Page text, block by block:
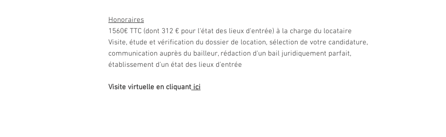
Honoraires
1560€ TTC (dont 312 € pour l'état des lieux d'entrée) à la charge du locataire
Visite, étude et vérification du dossier de location, sélection de votre candidature,
communication auprès du bailleur, rédaction d'un bail juridiquement parfait,
établissement d'un état des lieux d'entrée
Visite virtuelle en cliquant ici